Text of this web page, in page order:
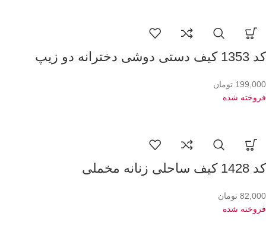
کد 1353 کیف دستی دوشی دخترانه دو زیپ
199,000 تومان
فروخته شده
کد 1428 کیف ساحلی زنانه مخملی
82,000 تومان
فروخته شده